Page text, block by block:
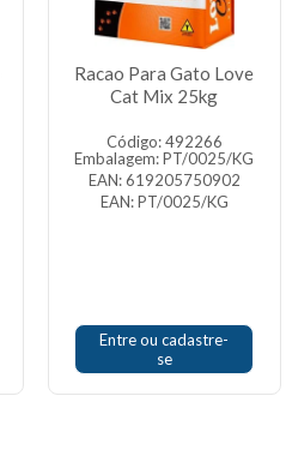
Racao Para Gato Love
Cat Mix 25kg
Código: 492266
Embalagem: PT/0025/KG
EAN: 619205750902
EAN: PT/0025/KG
Entre ou cadastre-
se